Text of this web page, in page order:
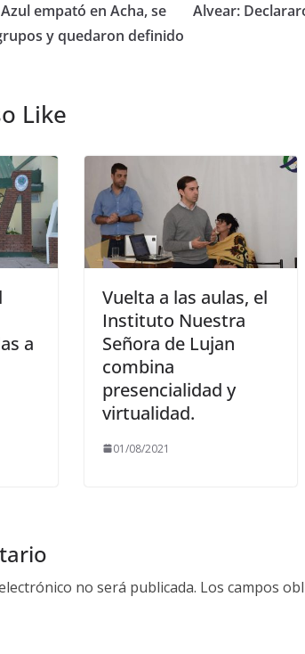
empató en Acha, se
y quedaron definido
Alvear:
Like
a
Vuelta a las aulas, el
Instituto Nuestra
Señora de Lujan
combina
presencialidad y
virtualidad.
01/08/2021
no será publicada. Los campos